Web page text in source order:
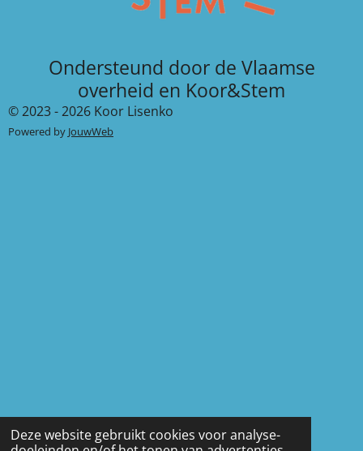
Deze website gebruikt cookies voor analyse-
Ondersteund door de Vlaamse
overheid en Koor&Stem
© 2023 - 2026 Koor Lisenko
Powered by JouwWeb